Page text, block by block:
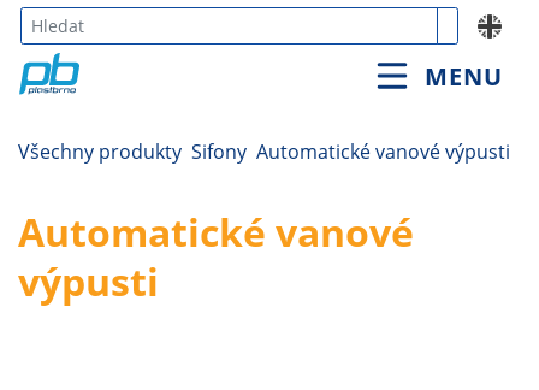
more
results.
MENU
Všechny produkty Sifony Automatické vanové výpusti
Automatické vanové
výpusti